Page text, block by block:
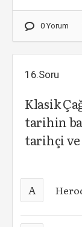
0 Yorum
16.Soru
Klasik
tarihin
tarihçi
A